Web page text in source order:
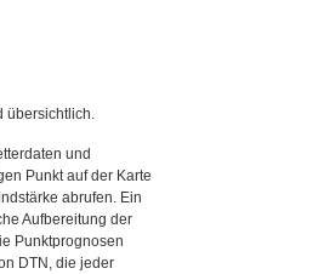
übersichtlich.
und
Punkt auf der Karte
abrufen. Ein
Aufbereitung der
Punktprognosen
DTN, die jeder